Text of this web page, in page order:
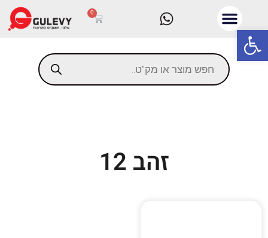
פתח סרגל נגישות
0
זהב 12